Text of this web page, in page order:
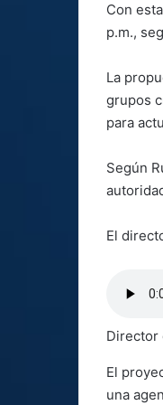
Con
p.m.,
La
grupos
para
Según
El
Director
El
una